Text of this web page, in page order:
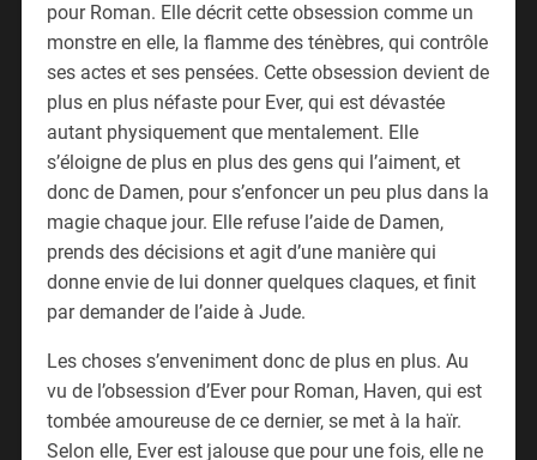
pour Roman. Elle décrit cette obsession comme un
monstre en elle, la flamme des ténèbres, qui contrôle
ses actes et ses pensées. Cette obsession devient de
plus en plus néfaste pour Ever, qui est dévastée
autant physiquement que mentalement. Elle
s’éloigne de plus en plus des gens qui l’aiment, et
donc de Damen, pour s’enfoncer un peu plus dans la
magie chaque jour. Elle refuse l’aide de Damen,
prends des décisions et agit d’une manière qui
donne envie de lui donner quelques claques, et finit
par demander de l’aide à Jude.
Les choses s’enveniment donc de plus en plus. Au
vu de l’obsession d’Ever pour Roman, Haven, qui est
tombée amoureuse de ce dernier, se met à la haïr.
Selon elle, Ever est jalouse que pour une fois, elle ne